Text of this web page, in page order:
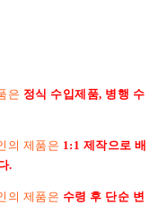
은 정식 수입제품, 병행 수
의 제품은 1:1 제작으로 배
.
의 제품은 수령 후 단순 변